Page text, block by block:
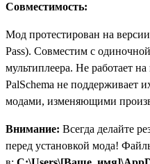
Совместимость:
Мод протестирован на
Pass). Совместим с
мультиплеера. Не работает
PalSchema не поддерживает
модами, изменяющими
Внимание: Всегда делайте
перед установкой мода!